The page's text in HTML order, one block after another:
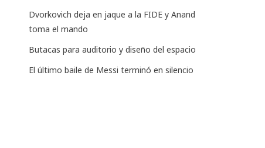
Dvorkovich deja en jaque a la FIDE y Anand
toma el mando
Butacas para auditorio y diseño del espacio
El último baile de Messi terminó en silencio